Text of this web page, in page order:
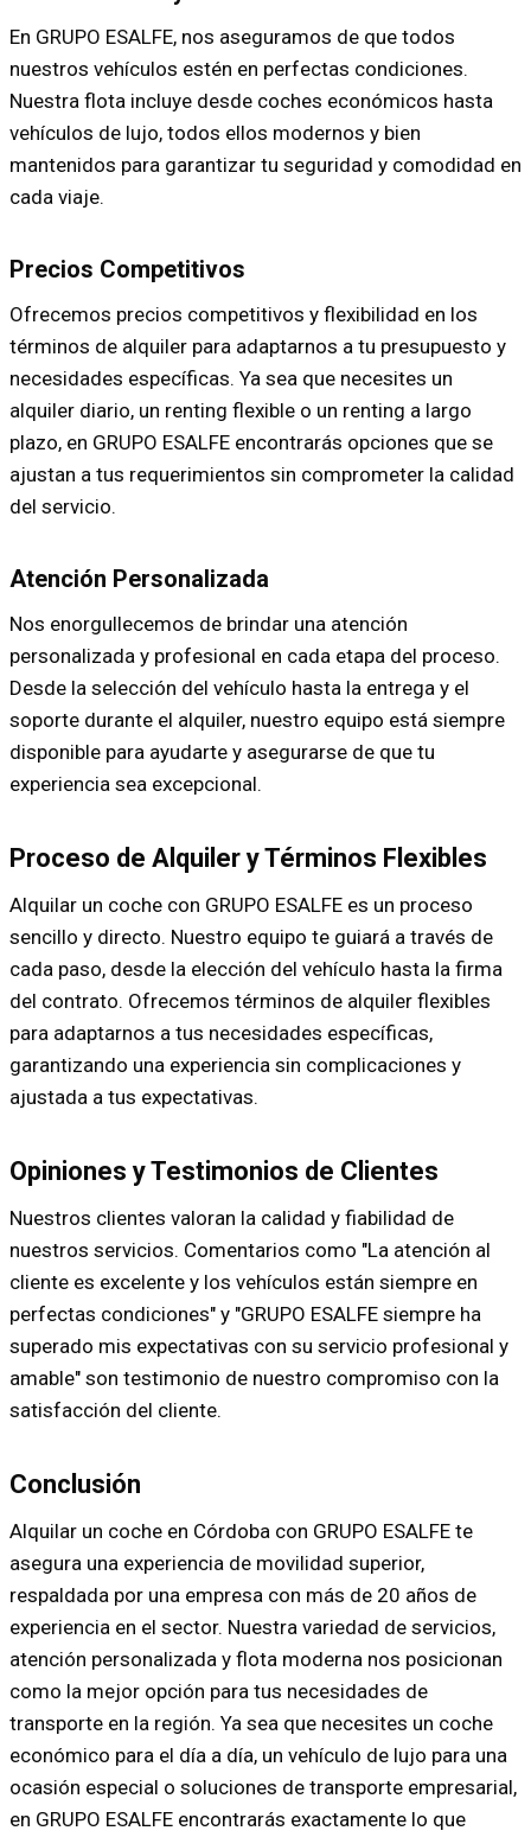
En GRUPO ESALFE, nos aseguramos de que todos
nuestros vehículos estén en perfectas condiciones.
Nuestra flota incluye desde coches económicos hasta
vehículos de lujo, todos ellos modernos y bien
mantenidos para garantizar tu seguridad y comodidad en
cada viaje.
Precios Competitivos
Ofrecemos precios competitivos y flexibilidad en los
términos de alquiler para adaptarnos a tu presupuesto y
necesidades específicas. Ya sea que necesites un
alquiler diario, un renting flexible o un renting a largo
plazo, en GRUPO ESALFE encontrarás opciones que se
ajustan a tus requerimientos sin comprometer la calidad
del servicio.
Atención Personalizada
Nos enorgullecemos de brindar una atención
personalizada y profesional en cada etapa del proceso.
Desde la selección del vehículo hasta la entrega y el
soporte durante el alquiler, nuestro equipo está siempre
disponible para ayudarte y asegurarse de que tu
experiencia sea excepcional.
Proceso de Alquiler y Términos Flexibles
Alquilar un coche con GRUPO ESALFE es un proceso
sencillo y directo. Nuestro equipo te guiará a través de
cada paso, desde la elección del vehículo hasta la firma
del contrato. Ofrecemos términos de alquiler flexibles
para adaptarnos a tus necesidades específicas,
garantizando una experiencia sin complicaciones y
ajustada a tus expectativas.
Opiniones y Testimonios de Clientes
Nuestros clientes valoran la calidad y fiabilidad de
nuestros servicios. Comentarios como "La atención al
cliente es excelente y los vehículos están siempre en
perfectas condiciones" y "GRUPO ESALFE siempre ha
superado mis expectativas con su servicio profesional y
amable" son testimonio de nuestro compromiso con la
satisfacción del cliente.
Conclusión
Alquilar un coche en Córdoba con GRUPO ESALFE te
asegura una experiencia de movilidad superior,
respaldada por una empresa con más de 20 años de
experiencia en el sector. Nuestra variedad de servicios,
atención personalizada y flota moderna nos posicionan
como la mejor opción para tus necesidades de
transporte en la región. Ya sea que necesites un coche
económico para el día a día, un vehículo de lujo para una
ocasión especial o soluciones de transporte empresarial,
en GRUPO ESALFE encontrarás exactamente lo que